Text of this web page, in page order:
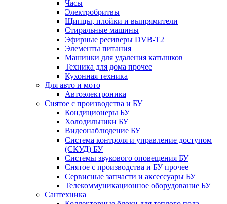
Часы
Электробритвы
Щипцы, плойки и выпрямители
Стиральные машины
Эфирные ресиверы DVB-T2
Элементы питания
Машинки для удаления катышков
Техника для дома прочее
Кухонная техника
Для авто и мото
Автоэлектроника
Снятое с производства и БУ
Кондиционеры БУ
Холодильники БУ
Видеонаблюдение БУ
Система контроля и управление доступом
(СКУД) БУ
Системы звукового оповещения БУ
Снятое с производства и БУ прочее
Сервисные запчасти и аксессуары БУ
Телекоммуникационное оборудование БУ
Сантехника